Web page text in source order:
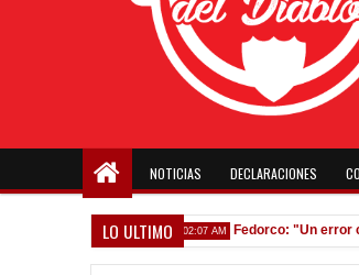
NOTICIAS DECLARACIONES
LO ULTIMO
ellos convirtieron” 02:07 AM Fedorco: "Un error